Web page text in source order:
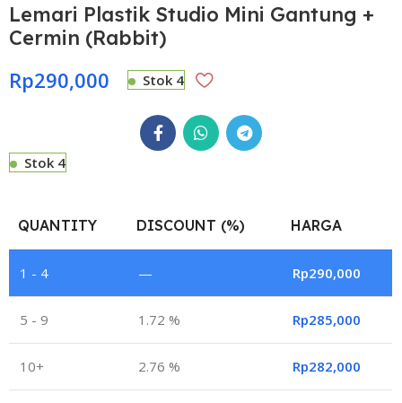
Lemari Plastik Studio Mini Gantung +
Cermin (Rabbit)
Rp290,000 Stok 4
Stok 4
QUANTITY DISCOUNT (%) HARGA
1 - 4 — Rp290,000
5 - 9 1.72 % Rp285,000
10+ 2.76 % Rp282,000